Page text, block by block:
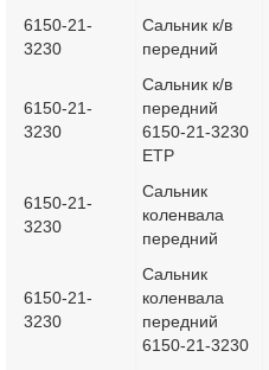
6150-21-
3230
Сальник к/в
передний
6150-21-
3230
Сальник к/в
передний
6150-21-3230
ETP
6150-21-
3230
Сальник
коленвала
передний
6150-21-
3230
Сальник
коленвала
передний
6150-21-3230